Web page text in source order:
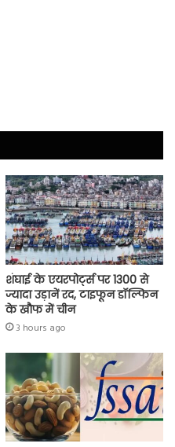
शंघाई के एयरपोर्ट्स पर 1300 से
ज्यादा उड़ानें रद, टाइफून डॉल्फिन
के खौफ में चीन
3 hours ago